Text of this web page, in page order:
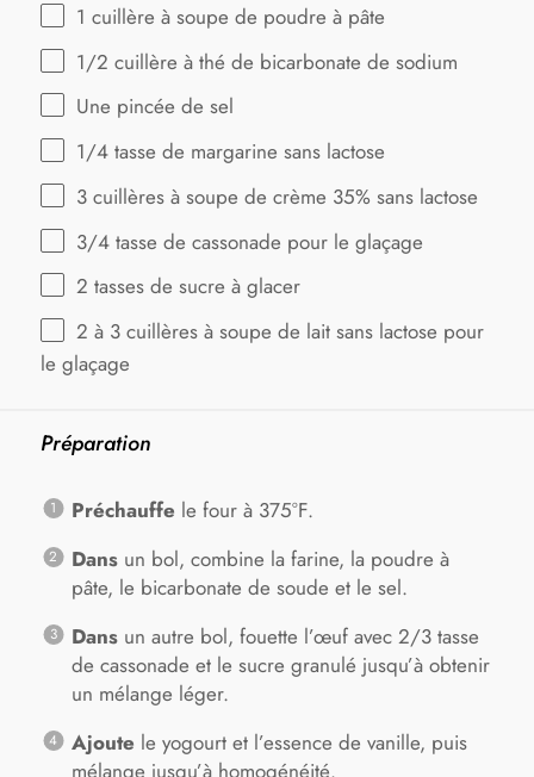
1 cuillère à soupe de poudre à pâte
1/2 cuillère à thé de bicarbonate de sodium
Une pincée de sel
1/4 tasse de margarine sans lactose
3 cuillères à soupe de crème 35% sans lactose
3/4 tasse de cassonade pour le glaçage
2 tasses de sucre à glacer
2 à 3 cuillères à soupe de lait sans lactose pour
le glaçage
Préparation
Préchauffe le four à 375°F.
Dansun bol, combine la farine, la poudre à
pâte, le bicarbonate de soude et le sel.
Dansun autre bol, fouette l’œuf avec 2/3 tasse
de cassonade et le sucre granulé jusqu’à obtenir
un mélange léger.
Ajoute le yogourt et l’essence de vanille, puis
mélange jusqu’à homogénéité.